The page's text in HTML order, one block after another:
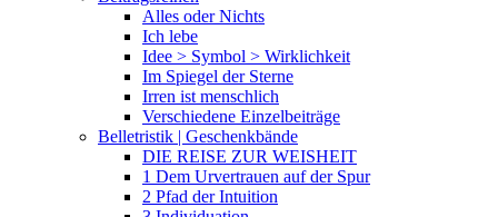
Alles oder Nichts
Ich lebe
Idee > Symbol > Wirklichkeit
Im Spiegel der Sterne
Irren ist menschlich
Verschiedene Einzelbeiträge
Belletristik | Geschenkbände
DIE REISE ZUR WEISHEIT
1 Dem Urvertrauen auf der Spur
2 Pfad der Intuition